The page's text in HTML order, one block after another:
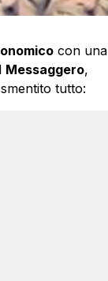
con una
Messaggero,
tutto: